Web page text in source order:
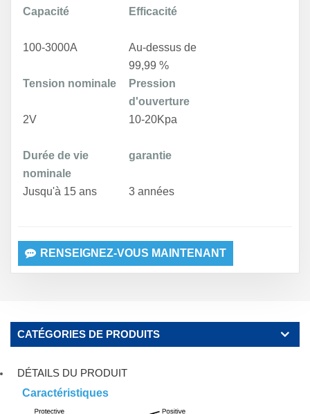
Capacité
Efficacité
100-3000A
Au-dessus de
99,99 %
Tension nominale
Pression
d'ouverture
2V
10-20Kpa
Durée de vie
nominale
garantie
Jusqu'à 15 ans 3 années
RENSEIGNEZ-VOUS MAINTENANT
CATÉGORIES DE PRODUITS
DÉTAILS DU PRODUIT
Caractéristiques